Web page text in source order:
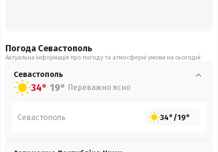
Погода Севастополь
Актуальна інформація про погоду та атмосферні умови на сьогодні
Севастополь
34° 19° Переважно ясно
Севастополь 34°/19°